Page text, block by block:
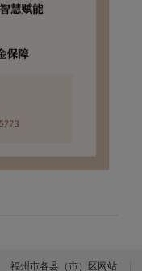
福州市各县（市）区网站